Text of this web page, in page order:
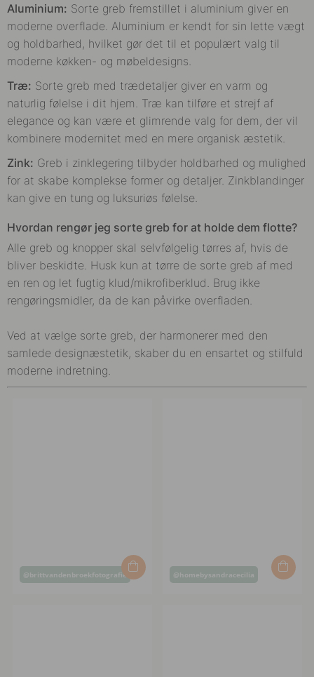
Aluminium: Sorte greb fremstillet i aluminium giver en
moderne overflade. Aluminium er kendt for sin lette vægt
og holdbarhed, hvilket gør det til et populært valg til
moderne køkken- og møbeldesigns.
Træ: Sorte greb med trædetaljer giver en varm og
naturlig følelse i dit hjem. Træ kan tilføre et strejf af
elegance og kan være et glimrende valg for dem, der vil
kombinere modernitet med en mere organisk æstetik.
Zink: Greb i zinklegering tilbyder holdbarhed og mulighed
for at skabe komplekse former og detaljer. Zinkblandinger
kan give en tung og luksuriøs følelse.
Hvordan rengør jeg sorte greb for at holde dem flotte?
Alle greb og knopper skal selvfølgelig tørres af, hvis de
bliver beskidte. Husk kun at tørre de sorte greb af med
en ren og let fugtig klud/mikrofiberklud. Brug ikke
rengøringsmidler, da de kan påvirke overfladen.
Ved at vælge sorte greb, der harmonerer med den
samlede designæstetik, skaber du en ensartet og stilfuld
moderne indretning.
Opslag
@brittvandenbroekfotografie
Opslag
@homebysandracecilia